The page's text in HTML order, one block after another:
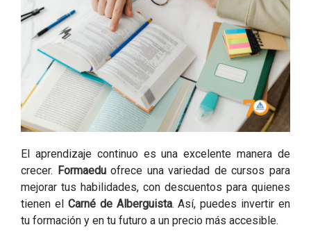
El aprendizaje continuo es una excelente manera de
crecer. Formaeduofrece una variedad de cursos para
mejorar tus habilidades, con descuentos para quienes
tienen el Carné de Alberguista. Así, puedes invertir en
tu formación y en tu futuro a un precio más accesible.